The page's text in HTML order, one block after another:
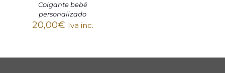
Colgante bebé
personalizado
20,00€ Iva inc.